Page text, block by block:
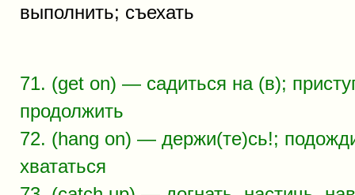
выполнить; съехать
71. (get on) — садиться на (в);
продолжить
72. (hang on) — держи(те)сь!;
хвататься